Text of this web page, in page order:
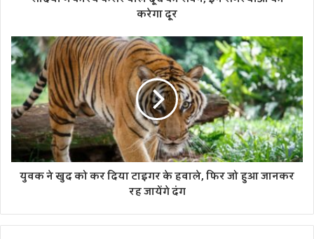
करेगा दूर
युवक ने खुद को कर दिया टाइगर के हवाले, फिर जो हुआ जानकर
रह जायेंगे दंग